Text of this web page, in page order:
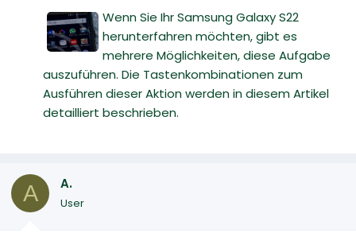
Wenn Sie Ihr Samsung Galaxy S22
herunterfahren möchten, gibt es
mehrere Möglichkeiten, diese Aufgabe
auszuführen. Die Tastenkombinationen zum
Ausführen dieser Aktion werden in diesem Artikel
detailliert beschrieben.
A A.
User